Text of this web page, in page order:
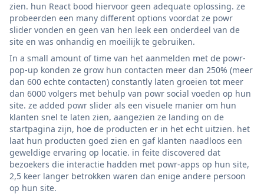
zien. hun React bood hiervoor geen adequate oplossing. ze
probeerden een many different options voordat ze powr
slider vonden en geen van hen leek een onderdeel van de
site en was onhandig en moeilijk te gebruiken.
In a small amount of time van het aanmelden met de powr-
pop-up konden ze grow hun contacten meer dan 250% (meer
dan 600 echte contacten) constantly laten groeien tot meer
dan 6000 volgers met behulp van powr social voeden op hun
site. ze added powr slider als een visuele manier om hun
klanten snel te laten zien, aangezien ze landing on de
startpagina zijn, hoe de producten er in het echt uitzien. het
laat hun producten goed zien en gaf klanten naadloos een
geweldige ervaring op locatie. in feite discovered dat
bezoekers die interactie hadden met powr-apps op hun site,
2,5 keer langer betrokken waren dan enige andere persoon
op hun site.